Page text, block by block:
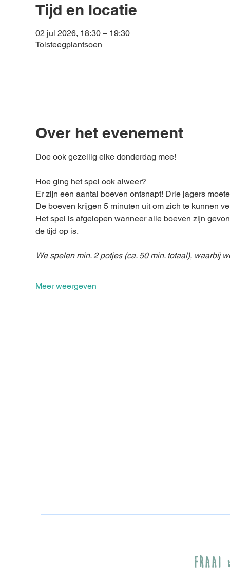
Tijd en locatie
02 jul 2026, 18:30 – 19:30
Tolsteegplantsoen
Over het evenement
Doe ook gezellig elke donderdag mee!
Hoe ging het spel ook alweer?
Er zijn een aantal boeven ontsnapt! Drie jagers
De boeven krijgen 5 minuten uit om zich te kunnen
Het spel is afgelopen wanneer alle boeven zijn
de tijd op is.
We spelen min. 2 potjes (ca. 50 min. totaal), waarbij
Meer weergeven
Fraai